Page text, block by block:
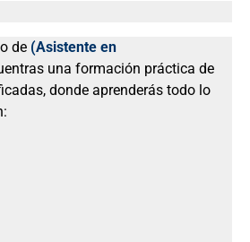
de (Asistente en
una formación práctica de
donde aprenderás todo lo